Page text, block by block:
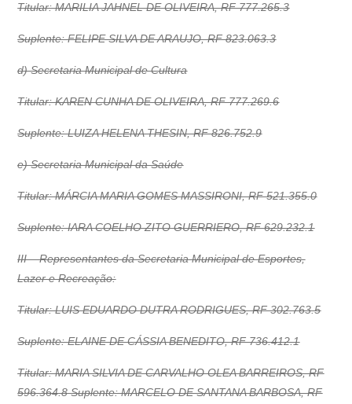
Titular: MARILIA JAHNEL DE OLIVEIRA, RF 777.265.3
Suplente: FELIPE SILVA DE ARAUJO, RF 823.063.3
d) Secretaria Municipal de Cultura
Titular: KAREN CUNHA DE OLIVEIRA, RF 777.269.6
Suplente: LUIZA HELENA THESIN, RF 826.752.9
e) Secretaria Municipal da Saúde
Titular: MÁRCIA MARIA GOMES MASSIRONI, RF 521.355.0
Suplente: IARA COELHO ZITO GUERRIERO, RF 629.232.1
III – Representantes da Secretaria Municipal de Esportes,
Lazer e Recreação:
Titular: LUIS EDUARDO DUTRA RODRIGUES, RF 302.763.5
Suplente: ELAINE DE CÁSSIA BENEDITO, RF 736.412.1
Titular: MARIA SILVIA DE CARVALHO OLEA BARREIROS, RF
596.364.8 Suplente: MARCELO DE SANTANA BARBOSA, RF